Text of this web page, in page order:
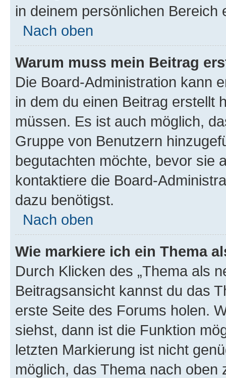
in deinem persönlichen Bereich
Nach oben
Warum muss mein Beitrag
Die Board-Administration kann
in dem du einen Beitrag erstellt
müssen. Es ist auch möglich,
Gruppe von Benutzern
begutachten möchte, bevor sie
kontaktiere die Board-
dazu benötigst.
Nach oben
Wie markiere ich ein Thema
Durch Klicken des „Thema als
Beitragsansicht kannst du das
erste Seite des Forums holen.
siehst, dann ist die Funktion
letzten Markierung ist nicht
möglich, das Thema nach oben